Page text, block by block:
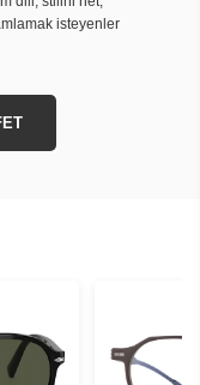
isteyenler